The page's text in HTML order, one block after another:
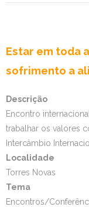
Estar em toda
sofrimento a
Descrição
Encontro
trabalhar os valores
Intercâmbio
Localidade
Torres Novas
Tema
Encontros/